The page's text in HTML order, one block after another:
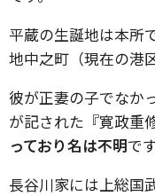
平蔵の生誕地は本所
地中之町（現在の港
彼が正妻の子でなか
が記された『寛政重
っており名は不明です
長谷川家には上総国